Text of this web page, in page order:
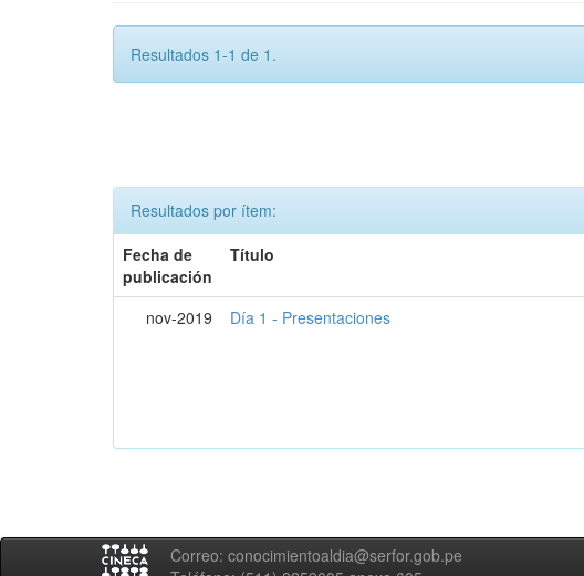
Resultados 1-1 de 1.
Resultados por ítem:
Fecha de
publicación
Título
nov-2019 Día 1 - Presentaciones
Correo: conocimientoaldia@serfor.gob.pe